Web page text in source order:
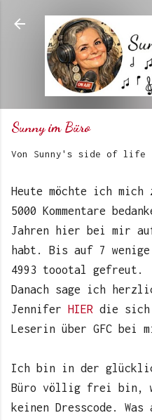
Direkt zum
Sunny im Büro
Von Sunny's side of life
Heute möchte ich
5000 Kommentare
Jahren hier bei mir
habt. Bis auf 7
4993 toootal gefreut.
Danach sage ich
Jennifer
HIER die sich
Leserin über GFC bei
Ich bin in der
Büro völlig frei bin,
keinen Dresscode.